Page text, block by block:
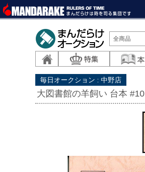
毎日オークション : 中野店
大図書館の羊飼い 台本 #10